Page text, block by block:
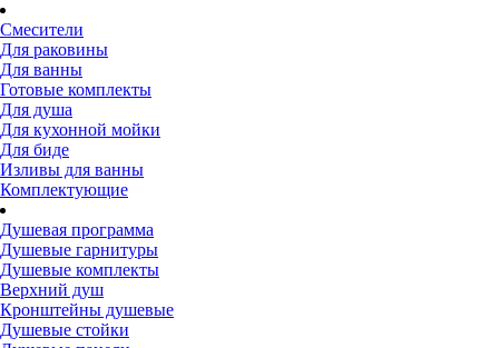
Смесители
Для раковины
Для ванны
Готовые комплекты
Для душа
Для кухонной мойки
Для биде
Изливы для ванны
Комплектующие
Душевая программа
Душевые гарнитуры
Душевые комплекты
Верхний душ
Кронштейны душевые
Душевые стойки